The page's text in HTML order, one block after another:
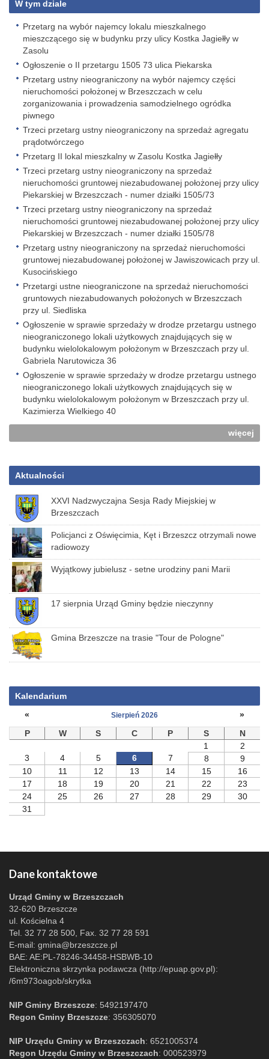
W tym dziale
Przetarg na wybór najemcy lokalu mieszkalnego
mieszczącego się w budynku przy ulicy Kostka Jagiełły w
Zasolu
Ogłoszenie o II przetargu 1505 73 ulica Piekarska
Przetarg ustny nieograniczony na wybór najemcy części
nieruchomości położonej w Brzeszczach w celu
zorganizowania i prowadzenia samodzielnego ogródka
piwnego
Trzeci przetarg ustny nieograniczony na sprzedaż agregatu
prądotwórczego
Przetarg II lokal mieszkalny w Zasolu Kostka Jagiełły
Trzeci przetarg ustny nieograniczony na sprzedaż
nieruchomości gruntowej niezabudowanej położonej przy ulicy
Piekarskiej w Brzeszczach - numer działki 1505/73
Trzeci przetarg ustny nieograniczony na sprzedaż
nieruchomości gruntowej niezabudowanej położonej przy ulicy
Piekarskiej w Brzeszczach - numer działki 1505/78
Przetarg ustny nieograniczony na sprzedaż nieruchomości
gruntowej niezabudowanej położonej w Jawiszowicach przy ul.
Kusocińskiego
Przetargi ustne nieograniczone na sprzedaż nieruchomości
gruntowych niezabudowanych położonych w Brzeszczach
przy ul. Siedliska
Ogłoszenie w sprawie sprzedaży w drodze przetargu ustnego
nieograniczonego lokali użytkowych znajdujących się w
budynku wielolokalowym położonym w Brzeszczach przy ul.
Gabriela Narutowicza 36
Ogłoszenie w sprawie sprzedaży w drodze przetargu ustnego
nieograniczonego lokali użytkowych znajdujących się w
budynku wielolokalowym położonym w Brzeszczach przy ul.
Kazimierza Wielkiego 40
więcej
Aktualności
XXVI Nadzwyczajna Sesja Rady Miejskiej w
Brzeszczach
Policjanci z Oświęcimia, Kęt i Brzeszcz otrzymali nowe
radiowozy
Wyjątkowy jubielusz - setne urodziny pani Marii
17 sierpnia Urząd Gminy będzie nieczynny
Gmina Brzeszcze na trasie "Tour de Pologne"
Kalendarium
«
Sierpień 2026
»
P
W S C P S
N
1
2
3
4 5 6 7 8
9
10
11 12 13 14 15
16
17
18 19 20 21 22
23
24
25 26 27 28 29
30
31
Dane kontaktowe
Urząd Gminy w Brzeszczach
32-620 Brzeszcze
ul. Kościelna 4
Tel. 32 77 28 500, Fax. 32 77 28 591
E-mail: gmina@brzeszcze.pl
BAE: AE:PL-78246-34458-HSBWB-10
Elektroniczna skrzynka podawcza (http://epuap.gov.pl):
/6m973oagob/skrytka
NIP Gminy Brzeszcze: 5492197470
Regon Gminy Brzeszcze: 356305070
NIP Urzędu Gminy w Brzeszczach: 6521005374
Regon Urzędu Gminy w Brzeszczach: 000523979